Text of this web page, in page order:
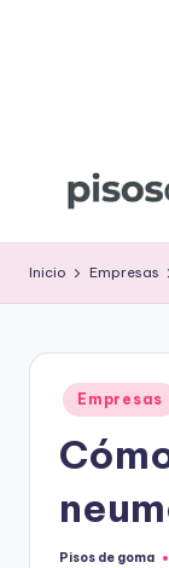
is
o
s
G
m
Inicio Empresas
Publicado
en
Empresas
Publicado
Pisos de goma